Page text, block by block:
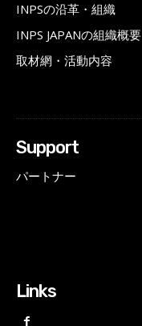
INPSの沿革・組織
INPS JAPANの組織概要
取材網・活動内容
Support
パートナー
Links